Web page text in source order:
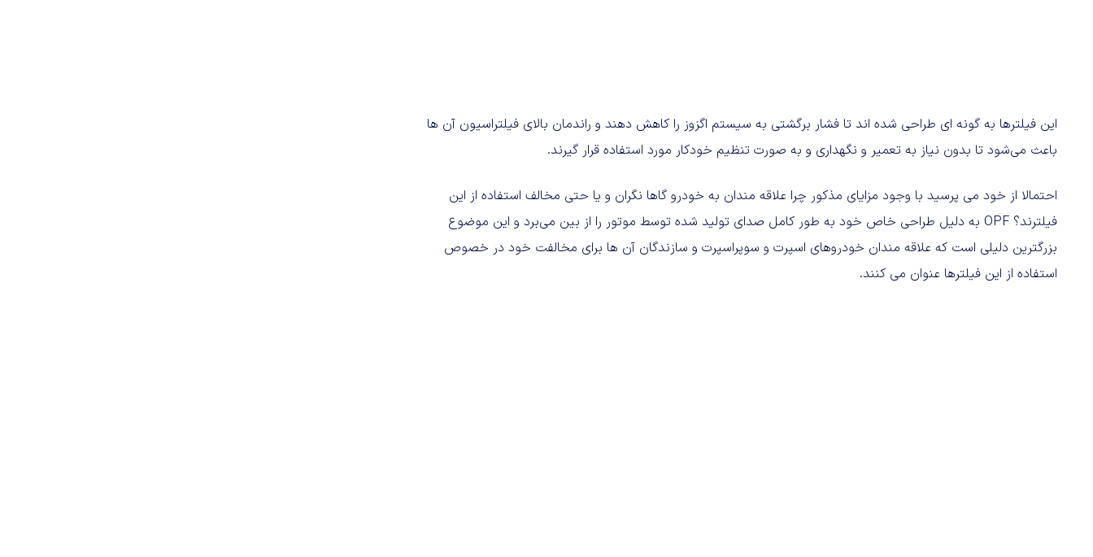
این فیلترها به گونه ای طراحی شده اند تا فشار برگشتی به سیستم اگزوز را کاهش دهند و راندمان بالای فیلتراسیون آن ها
باعث می‌شود تا بدون نیاز به تعمیر و نگهداری و به صورت تنظیم خودکار مورد استفاده قرار گیرند.
احتمالا از خود می پرسید با وجود مزایای مذکور چرا علاقه مندان به خودرو گاها نگران و یا حتی مخالف استفاده از این
فیلترند؟ OPF به دلیل طراحی خاص خود به طور کامل صدای تولید شده توسط موتور را از بین می‌برد و این موضوع
بزرگترین دلیلی است که علاقه مندان خودروهای اسپرت و سوپراسپرت و سازندگان آن ها برای مخالفت خود در خصوص
استفاده از این فیلترها عنوان می کنند.